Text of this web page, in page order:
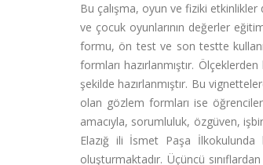
Bu çalışma, oyun ve fiziki
ve çocuk oyunlarının değerler
formu, ön test ve son testte
formları hazırlanmıştır.
şekilde hazırlanmıştır. Bu
olan gözlem formları ise
amacıyla, sorumluluk, özgüven,
Elazığ ili İsmet Paşa
oluşturmaktadır. Üçüncü